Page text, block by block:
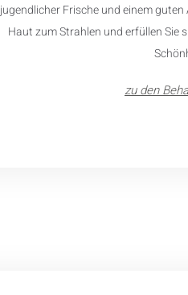
jugendlicher Frische und einem
Haut zum Strahlen und erfüllen Sie
zu den